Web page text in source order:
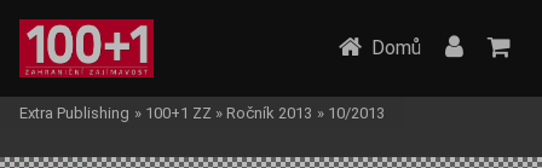
Domů
Extra Publishing » 100+1 ZZ » Ročník 2013 » 10/2013